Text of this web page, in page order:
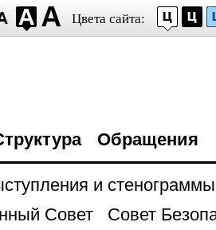
Цвета сайта:
Обращения
и стенограммы
Совет
Совет